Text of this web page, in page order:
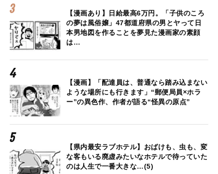
【漫画あり】日給最高6万円。「子供のころ
の夢は風俗嬢」47都道府県の男とヤって日
本男地図を作ることを夢見た漫画家の素顔
は…
【漫画】「配達員は、普通なら踏み込まない
ような場所にも行きます」“郵便局員×ホラ
ー”の異色作、作者が語る“怪異の原点”
【県内最安ラブホテル】おばけも、虫も、変
な客もいる廃虚みたいなホテルで待っていた
のは人生で一番大きな…(5)